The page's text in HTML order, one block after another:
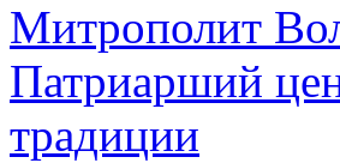
Митрополит
Патриарший
традиции